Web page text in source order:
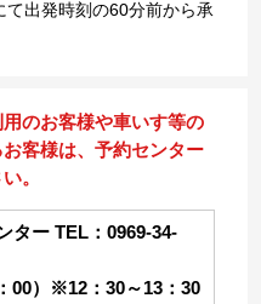
出発時刻の60分前から承
のお客様や車いす等の
客様は、予約センター
。
ター TEL：0969-34-
00）※12：30～13：30